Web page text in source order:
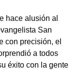
hace alusión al
San
con precisión, el
a todos
éxito con la gente